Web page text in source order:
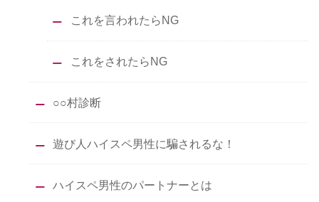
これを言われたらNG
これをされたらNG
○○村診断
遊び人ハイスペ男性に騙されるな！
ハイスペ男性のパートナーとは